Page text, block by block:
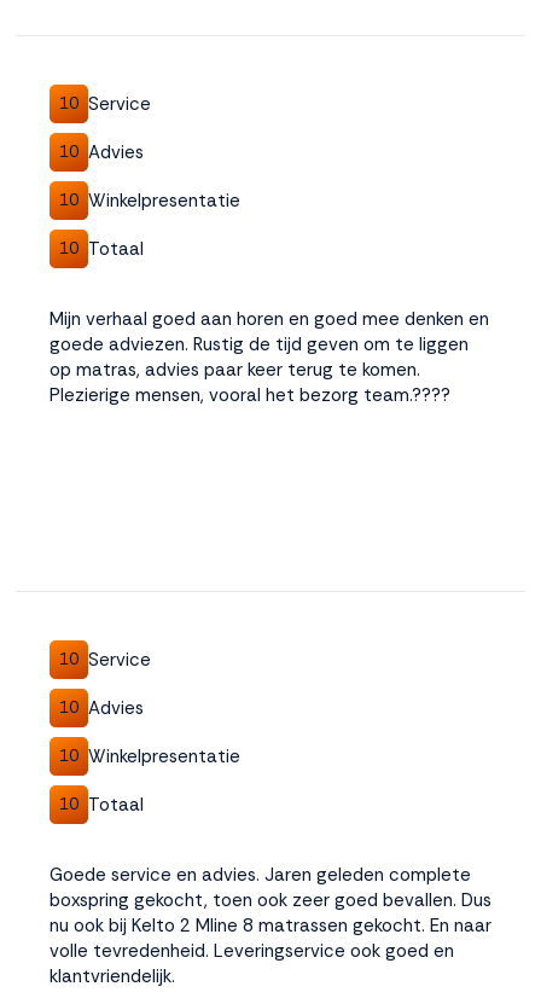
10 Service
10 Advies
10 Winkelpresentatie
10 Totaal
Mijn verhaal goed aan horen en goed mee denken en
goede adviezen. Rustig de tijd geven om te liggen
op matras, advies paar keer terug te komen.
Plezierige mensen, vooral het bezorg team.????
10 Service
10 Advies
10 Winkelpresentatie
10 Totaal
Goede service en advies. Jaren geleden complete
boxspring gekocht, toen ook zeer goed bevallen. Dus
nu ook bij Kelto 2 Mline 8 matrassen gekocht. En naar
volle tevredenheid. Leveringservice ook goed en
klantvriendelijk.